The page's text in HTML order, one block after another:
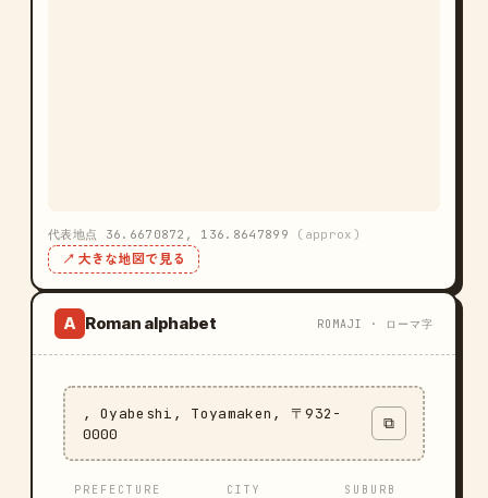
代表地点 36.6670872, 136.8647899 (approx)
↗ 大きな地図で見る
A Roman alphabet ROMAJI · ローマ字
, Oyabeshi, Toyamaken, 〒932-
0000
⧉
PREFECTURE CITY SUBURB